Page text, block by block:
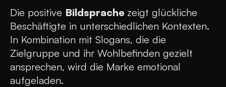
Die positive Bildsprache zeigt glückliche
Beschäftigte in unterschiedlichen Kontexten.
In Kombination mit Slogans, die die
Zielgruppe und ihr Wohlbefinden gezielt
ansprechen, wird die Marke emotional
aufgeladen.